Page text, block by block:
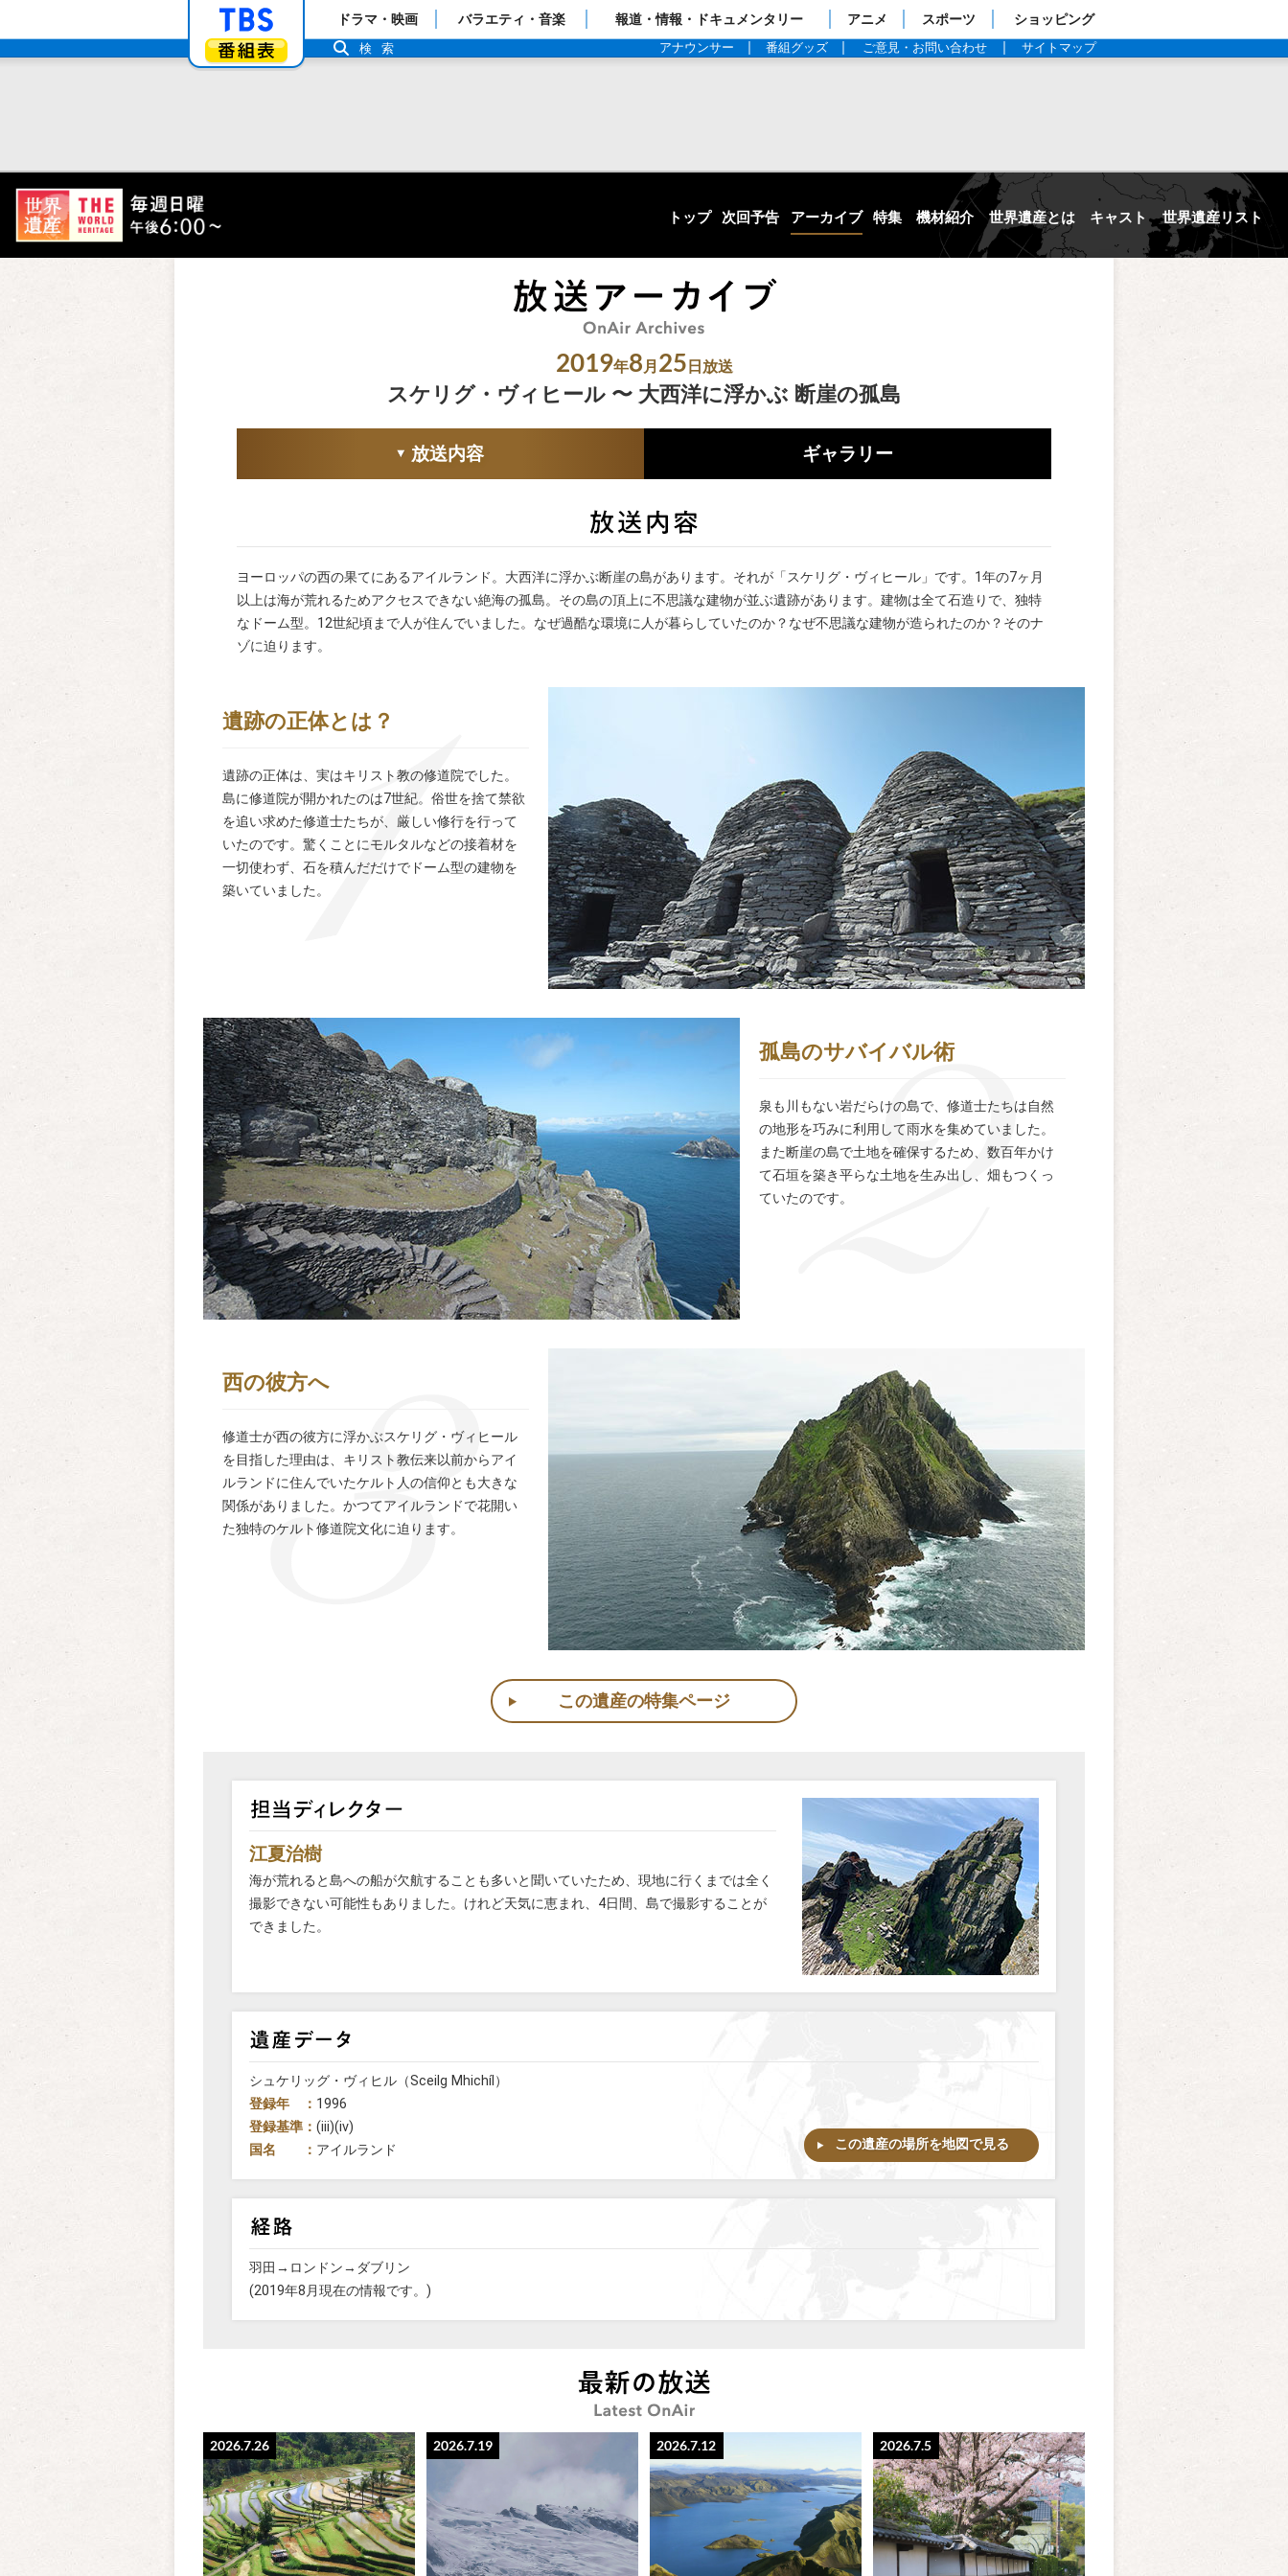
「TBSテレビ」トップページ
番組表
ドラマ・映画 バラエティ・音楽 報道・情報・ドキュメンタリー アニメ スポーツ ショッピング
アナウンサー 番組グッズ ご意見・お問い合わせ サイトマップ
検索
トップ 次回予告 アーカイブ 特集 機材紹介 世界遺産とは キャスト 世界遺産リスト
2019年8月 25 日放送
スケリグ・ヴィヒール 〜 大西洋に浮かぶ 断崖の孤島
放送内容 ギャラリー
ヨーロッパの西の果てにあるアイルランド。大西洋に浮かぶ断崖の島があります。それが「スケリグ・ヴィヒール」です。1年の7ヶ月
以上は海が荒れるためアクセスできない絶海の孤島。その島の頂上に不思議な建物が並ぶ遺跡があります。建物は全て石造りで、独特
なドーム型。12世紀頃まで人が住んでいました。なぜ過酷な環境に人が暮らしていたのか？なぜ不思議な建物が造られたのか？そのナ
ゾに迫ります。
遺跡の正体とは？
遺跡の正体は、実はキリスト教の修道院でした。
島に修道院が開かれたのは7世紀。俗世を捨て禁欲
を追い求めた修道士たちが、厳しい修行を行って
いたのです。驚くことにモルタルなどの接着材を
一切使わず、石を積んだだけでドーム型の建物を
築いていました。
孤島のサバイバル術
泉も川もない岩だらけの島で、修道士たちは自然
の地形を巧みに利用して雨水を集めていました。
また断崖の島で土地を確保するため、数百年かけ
て石垣を築き平らな土地を生み出し、畑もつくっ
ていたのです。
西の彼方へ
修道士が西の彼方に浮かぶスケリグ・ヴィヒール
を目指した理由は、キリスト教伝来以前からアイ
ルランドに住んでいたケルト人の信仰とも大きな
関係がありました。かつてアイルランドで花開い
た独特のケルト修道院文化に迫ります。
この遺産の特集ページ
江夏治樹
海が荒れると島への船が欠航することも多いと聞いていたため、現地に行くまでは全く
撮影できない可能性もありました。けれど天気に恵まれ、4日間、島で撮影することが
できました。
シュケリッグ・ヴィヒル（Sceilg Mhichíl）
登録年 ： 1996
登録基準： (iii)(iv)
国名 ： アイルランド この遺産の場所を地図で見る
羽田→ロンドン→ダブリン
(2019年8月現在の情報です。)
2026.7.26 2026.7.19 2026.7.12 2026.7.5